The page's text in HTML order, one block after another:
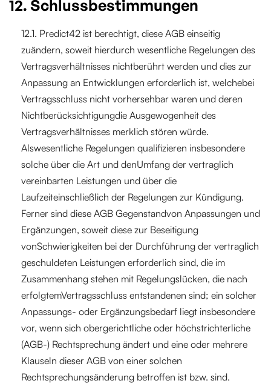
12. Schlussbestimmungen
12.1. Predict42 ist berechtigt, diese AGB einseitig
zuändern, soweit hierdurch wesentliche Regelungen des
Vertragsverhältnisses nichtberührt werden und dies zur
Anpassung an Entwicklungen erforderlich ist, welchebei
Vertragsschluss nicht vorhersehbar waren und deren
Nichtberücksichtigungdie Ausgewogenheit des
Vertragsverhältnisses merklich stören würde.
Alswesentliche Regelungen qualifizieren insbesondere
solche über die Art und denUmfang der vertraglich
vereinbarten Leistungen und über die
Laufzeiteinschließlich der Regelungen zur Kündigung.
Ferner sind diese AGB Gegenstandvon Anpassungen und
Ergänzungen, soweit diese zur Beseitigung
vonSchwierigkeiten bei der Durchführung der vertraglich
geschuldeten Leistungen erforderlich sind, die im
Zusammenhang stehen mit Regelungslücken, die nach
erfolgtemVertragsschluss entstandenen sind; ein solcher
Anpassungs- oder Ergänzungsbedarf liegt insbesondere
vor, wenn sich obergerichtliche oder höchstrichterliche
(AGB-) Rechtsprechung ändert und eine oder mehrere
Klauseln dieser AGB von einer solchen
Rechtsprechungsänderung betroffen ist bzw. sind.